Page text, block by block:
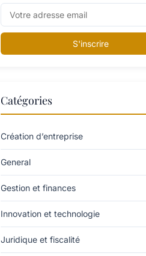
S'inscrire
Catégories
Création d’entreprise
General
Gestion et finances
Innovation et technologie
Juridique et fiscalité